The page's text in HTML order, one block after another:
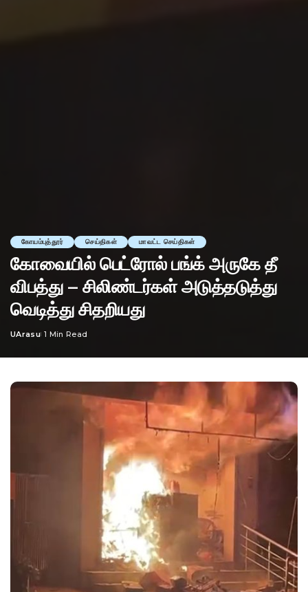
கோயம்புத்தூர் செய்திகள் மாவட்ட செய்திகள்
கோவையில் பெட்ரோல் பங்க் அருகே தீ
விபத்து – சிலிண்டர்கள் அடுத்தடுத்து
வெடித்து சிதறியது
Posted
UArasu 1 Min Read